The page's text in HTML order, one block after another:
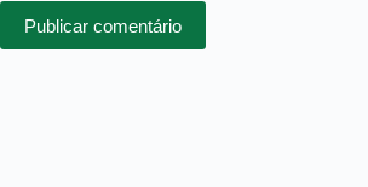
Publicar comentário